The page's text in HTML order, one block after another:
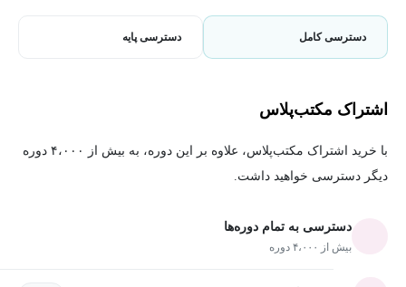
دسترسی کامل دسترسی پایه
اشتراک مکتب‌پلاس
با خرید اشتراک مکتب‌پلاس، علاوه بر این دوره، به بیش از ۴،۰۰۰ دوره
دیگر دسترسی خواهید داشت.
دسترسی به تمام دوره‌ها
بیش از ۴،۰۰۰ دوره